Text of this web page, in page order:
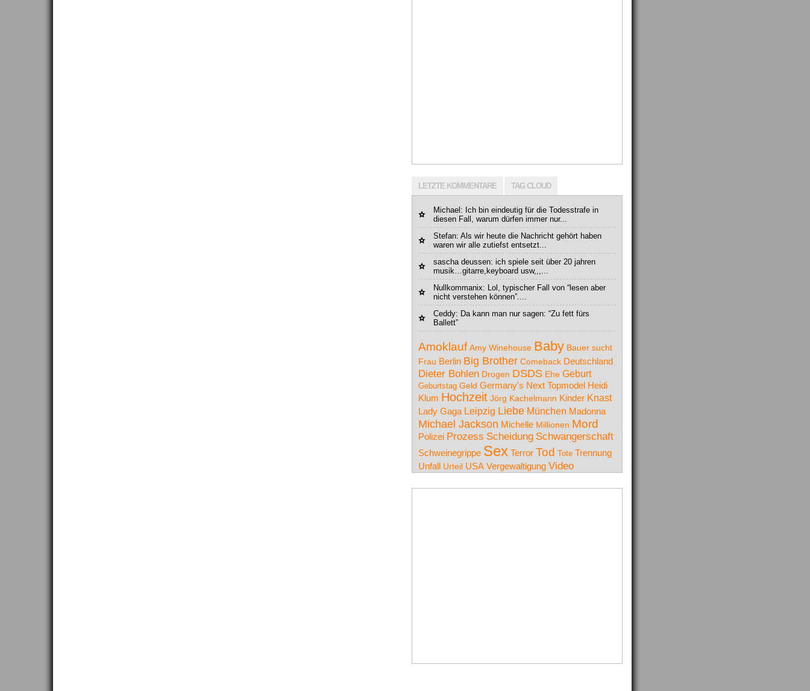
LETZTE KOMMENTARE TAG CLOUD
Michael : Ich bin eindeutig für die Todesstrafe in
diesen Fall, warum dürfen immer nur...
Stefan: Als wir heute die Nachricht gehört haben
waren wir alle zutiefst entsetzt...
sascha deussen: ich spiele seit über 20 jahren
musik…gitarre,keyboard usw,,,...
Nullkommanix: Lol, typischer Fall von “lesen aber
nicht verstehen können”....
Ceddy: Da kann man nur sagen: “Zu fett fürs
Ballett”
Amoklauf Amy Winehouse Baby Bauer sucht
Frau Berlin Big Brother Comeback Deutschland
Dieter Bohlen Drogen DSDS Ehe Geburt
Geburtstag Geld Germany's Next Topmodel Heidi
Klum Hochzeit Jörg Kachelmann Kinder Knast
Lady Gaga Leipzig Liebe München Madonna
Michael Jackson Michelle Millionen Mord
Polizei Prozess Scheidung Schwangerschaft
Schweinegrippe Sex Terror Tod Tote Trennung
Unfall Urteil USA Vergewaltigung Video